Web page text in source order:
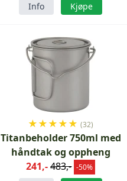
Info Kjøpe
★★★★★ (32)
Titanbeholder 750ml med
håndtak og oppheng
241,- 483,- -50%